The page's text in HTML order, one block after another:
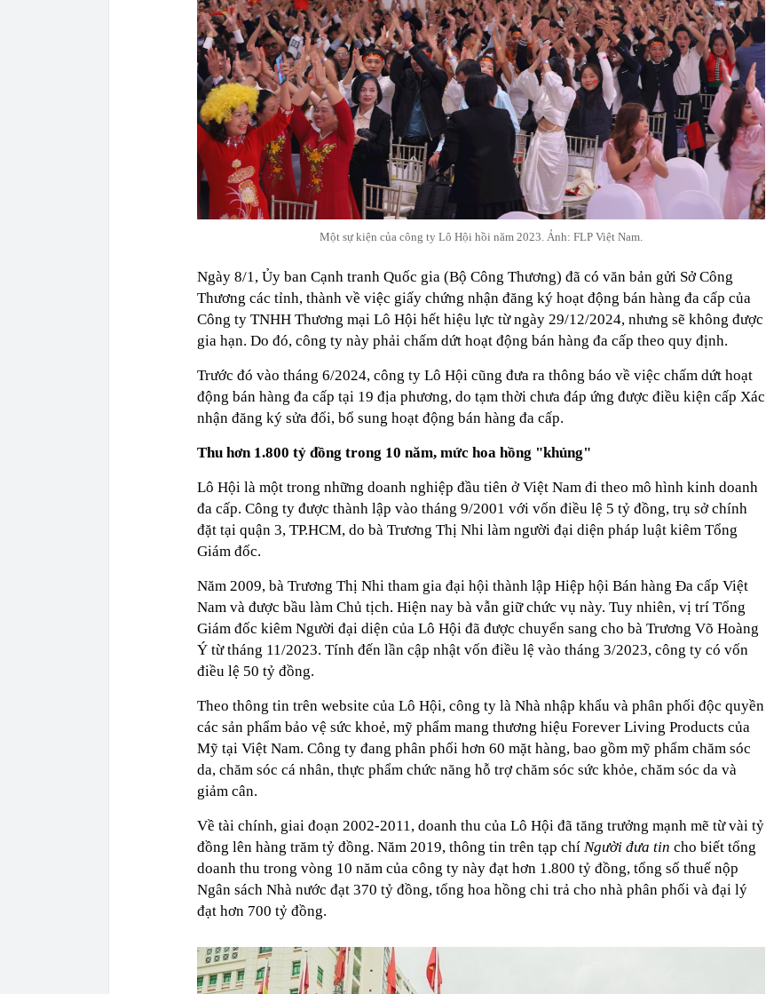
Một sự kiện của công ty Lô Hội hồi năm 2023. Ảnh: FLP Việt Nam.
Ngày 8/1, Ủy ban Cạnh tranh Quốc gia (Bộ Công Thương) đã có văn bản gửi Sở Công
Thương các tỉnh, thành về việc giấy chứng nhận đăng ký hoạt động bán hàng đa cấp của
Công ty TNHH Thương mại Lô Hội hết hiệu lực từ ngày 29/12/2024, nhưng sẽ không được
gia hạn. Do đó, công ty này phải chấm dứt hoạt động bán hàng đa cấp theo quy định.
Trước đó vào tháng 6/2024, công ty Lô Hội cũng đưa ra thông báo về việc chấm dứt hoạt
động bán hàng đa cấp tại 19 địa phương, do tạm thời chưa đáp ứng được điều kiện cấp Xác
nhận đăng ký sửa đổi, bổ sung hoạt động bán hàng đa cấp.
Thu hơn 1.800 tỷ đồng trong 10 năm, mức hoa hồng "khủng"
Lô Hội là một trong những doanh nghiệp đầu tiên ở Việt Nam đi theo mô hình kinh doanh
đa cấp. Công ty được thành lập vào tháng 9/2001 với vốn điều lệ 5 tỷ đồng, trụ sở chính
đặt tại quận 3, TP.HCM, do bà Trương Thị Nhi làm người đại diện pháp luật kiêm Tổng
Giám đốc.
Năm 2009, bà Trương Thị Nhi tham gia đại hội thành lập Hiệp hội Bán hàng Đa cấp Việt
Nam và được bầu làm Chủ tịch. Hiện nay bà vẫn giữ chức vụ này. Tuy nhiên, vị trí Tổng
Giám đốc kiêm Người đại diện của Lô Hội đã được chuyển sang cho bà Trương Võ Hoàng
Ý từ tháng 11/2023. Tính đến lần cập nhật vốn điều lệ vào tháng 3/2023, công ty có vốn
điều lệ 50 tỷ đồng.
Theo thông tin trên website của Lô Hội, công ty là Nhà nhập khẩu và phân phối độc quyền
các sản phẩm bảo vệ sức khoẻ, mỹ phẩm mang thương hiệu Forever Living Products của
Mỹ tại Việt Nam. Công ty đang phân phối hơn 60 mặt hàng, bao gồm mỹ phẩm chăm sóc
da, chăm sóc cá nhân, thực phẩm chức năng hỗ trợ chăm sóc sức khỏe, chăm sóc da và
giảm cân.
Về tài chính, giai đoạn 2002-2011, doanh thu của Lô Hội đã tăng trưởng mạnh mẽ từ vài tỷ
đồng lên hàng trăm tỷ đồng. Năm 2019, thông tin trên tạp chí Người đưa tin cho biết tổng
doanh thu trong vòng 10 năm của công ty này đạt hơn 1.800 tỷ đồng, tổng số thuế nộp
Ngân sách Nhà nước đạt 370 tỷ đồng, tổng hoa hồng chi trả cho nhà phân phối và đại lý
đạt hơn 700 tỷ đồng.